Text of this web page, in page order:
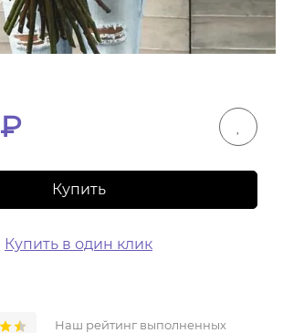
₽
Купить
Купить в один клик
Наш рейтинг выполненных